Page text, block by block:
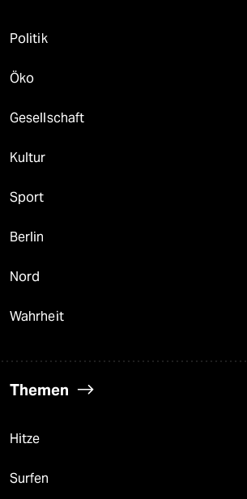
Politik
Öko
Gesellschaft
Kultur
Sport
Berlin
Nord
Wahrheit
Themen
Hitze
Surfen